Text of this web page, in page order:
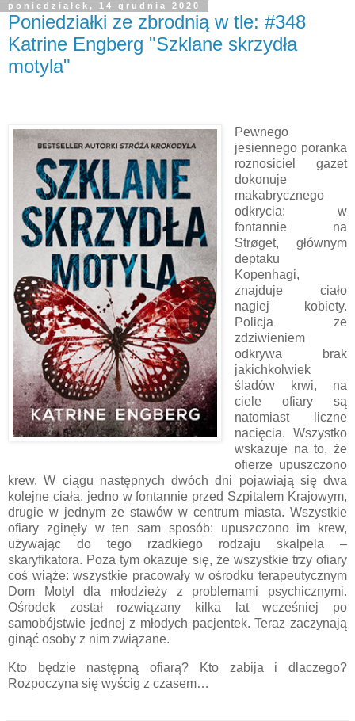
poniedziałek, 14 grudnia 2020
Poniedziałki ze zbrodnią w tle: #348
Katrine Engberg "Szklane skrzydła
motyla"
Pewnego
jesiennego poranka
roznosiciel gazet
dokonuje
makabrycznego
odkrycia: w
fontannie na
Strøget, głównym
deptaku
Kopenhagi,
znajduje ciało
nagiej kobiety.
Policja ze
zdziwieniem
odkrywa brak
jakichkolwiek
śladów krwi, na
ciele ofiary są
natomiast liczne
nacięcia. Wszystko
wskazuje na to, że
ofierze upuszczono
krew. W ciągu następnych dwóch dni pojawiają się dwa
kolejne ciała, jedno w fontannie przed Szpitalem Krajowym,
drugie w jednym ze stawów w centrum miasta. Wszystkie
ofiary zginęły w ten sam sposób: upuszczono im krew,
używając do tego rzadkiego rodzaju skalpela –
skaryfikatora. Poza tym okazuje się, że wszystkie trzy ofiary
coś wiąże: wszystkie pracowały w ośrodku terapeutycznym
Dom Motyl dla młodzieży z problemami psychicznymi.
Ośrodek został rozwiązany kilka lat wcześniej po
samobójstwie jednej z młodych pacjentek. Teraz zaczynają
ginąć osoby z nim związane.
Kto będzie następną ofiarą? Kto zabija i dlaczego?
Rozpoczyna się wyścig z czasem…